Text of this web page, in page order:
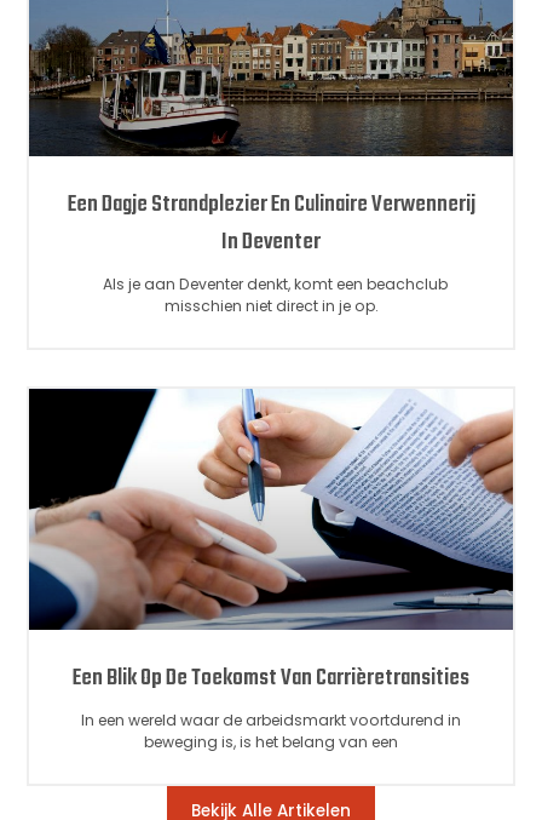
Een Dagje Strandplezier En Culinaire Verwennerij
In Deventer
Als je aan Deventer denkt, komt een beachclub
misschien niet direct in je op.
Een Blik Op De Toekomst Van Carrièretransities
In een wereld waar de arbeidsmarkt voortdurend in
beweging is, is het belang van een
Bekijk Alle Artikelen